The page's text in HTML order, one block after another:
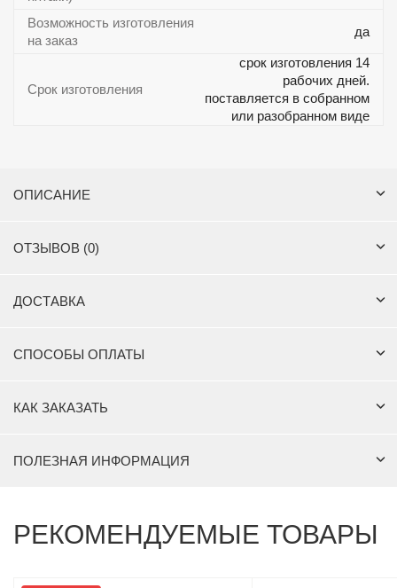
Возможность изготовления
на заказ
да
Срок изготовления
срок изготовления 14
рабочих дней.
поставляется в собранном
или разобранном виде
ОПИСАНИЕ
ОТЗЫВОВ (0)
ДОСТАВКА
СПОСОБЫ ОПЛАТЫ
КАК ЗАКАЗАТЬ
ПОЛЕЗНАЯ ИНФОРМАЦИЯ
РЕКОМЕНДУЕМЫЕ ТОВАРЫ